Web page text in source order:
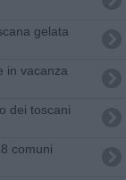
gelata
in vacanza
dei toscani
comuni